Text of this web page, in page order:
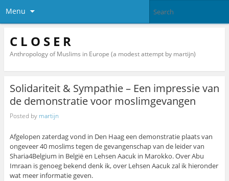
Menu
C L O S E R
Anthropology of Muslims in Europe (a modest attempt by martijn)
Solidariteit & Sympathie – Een impressie van
de demonstratie voor moslimgevangen
Posted by martijn
Afgelopen zaterdag vond in Den Haag een demonstratie plaats van
ongeveer 40 moslims tegen de gevangenschap van de leider van
Sharia4Belgium in België en Lehsen Aacuk in Marokko. Over Abu
Imraan is genoeg bekend denk ik, over Lehsen Aacuk zal ik hieronder
wat meer informatie geven.